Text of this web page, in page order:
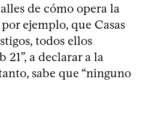
de cómo opera la
ejemplo, que Casas
todos ellos
21”, a declarar a la
sabe que “ninguno